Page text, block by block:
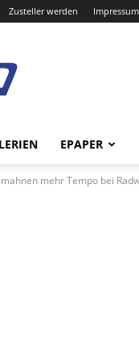
Zusteller werden Impressum
EPAPER
mehr Tempo bei